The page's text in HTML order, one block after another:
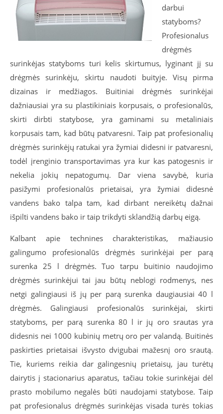
darbui
statyboms?
Profesionalus
drėgmės
surinkėjas statyboms turi kelis skirtumus, lyginant jį su
drėgmės surinkėju, skirtu naudoti buityje. Visų pirma
dizainas ir medžiagos. Buitiniai drėgmės surinkėjai
dažniausiai yra su plastikiniais korpusais, o profesionalūs,
skirti dirbti statybose, yra gaminami su metaliniais
korpusais tam, kad būtų patvaresni. Taip pat profesionalių
drėgmės surinkėjų ratukai yra žymiai didesni ir patvaresni,
todėl įrenginio transportavimas yra kur kas patogesnis ir
nekelia jokių nepatogumų. Dar viena savybė, kuria
pasižymi profesionalūs prietaisai, yra žymiai didesnė
vandens bako talpa tam, kad dirbant nereikėtų dažnai
išpilti vandens bako ir taip trikdyti sklandžią darbų eigą.
Kalbant apie technines charakteristikas, mažiausio
galingumo profesionalūs drėgmės surinkėjai per parą
surenka 25 l drėgmės. Tuo tarpu buitinio naudojimo
drėgmės surinkėjui tai jau būtų neblogi rodmenys, nes
netgi galingiausi iš jų per parą surenka daugiausiai 40 l
drėgmės. Galingiausi profesionalūs surinkėjai, skirti
statyboms, per parą surenka 80 l ir jų oro srautas yra
didesnis nei 1000 kubinių metrų oro per valandą. Buitinės
paskirties prietaisai išvysto dvigubai mažesnį oro srautą.
Tie, kuriems reikia dar galingesnių prietaisų, jau turėtų
dairytis į stacionarius aparatus, tačiau tokie surinkėjai dėl
prasto mobilumo negalės būti naudojami statybose. Taip
pat profesionalus drėgmės surinkėjas visada turės tokias